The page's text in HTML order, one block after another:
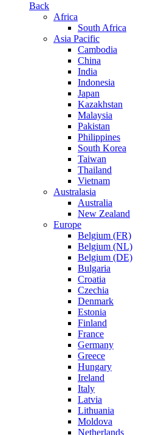
Back
Africa
South Africa
Asia Pacific
Cambodia
China
India
Indonesia
Japan
Kazakhstan
Malaysia
Pakistan
Philippines
South Korea
Taiwan
Thailand
Vietnam
Australasia
Australia
New Zealand
Europe
Belgium (FR)
Belgium (NL)
Belgium (DE)
Bulgaria
Croatia
Czechia
Denmark
Estonia
Finland
France
Germany
Greece
Hungary
Ireland
Italy
Latvia
Lithuania
Moldova
Netherlands